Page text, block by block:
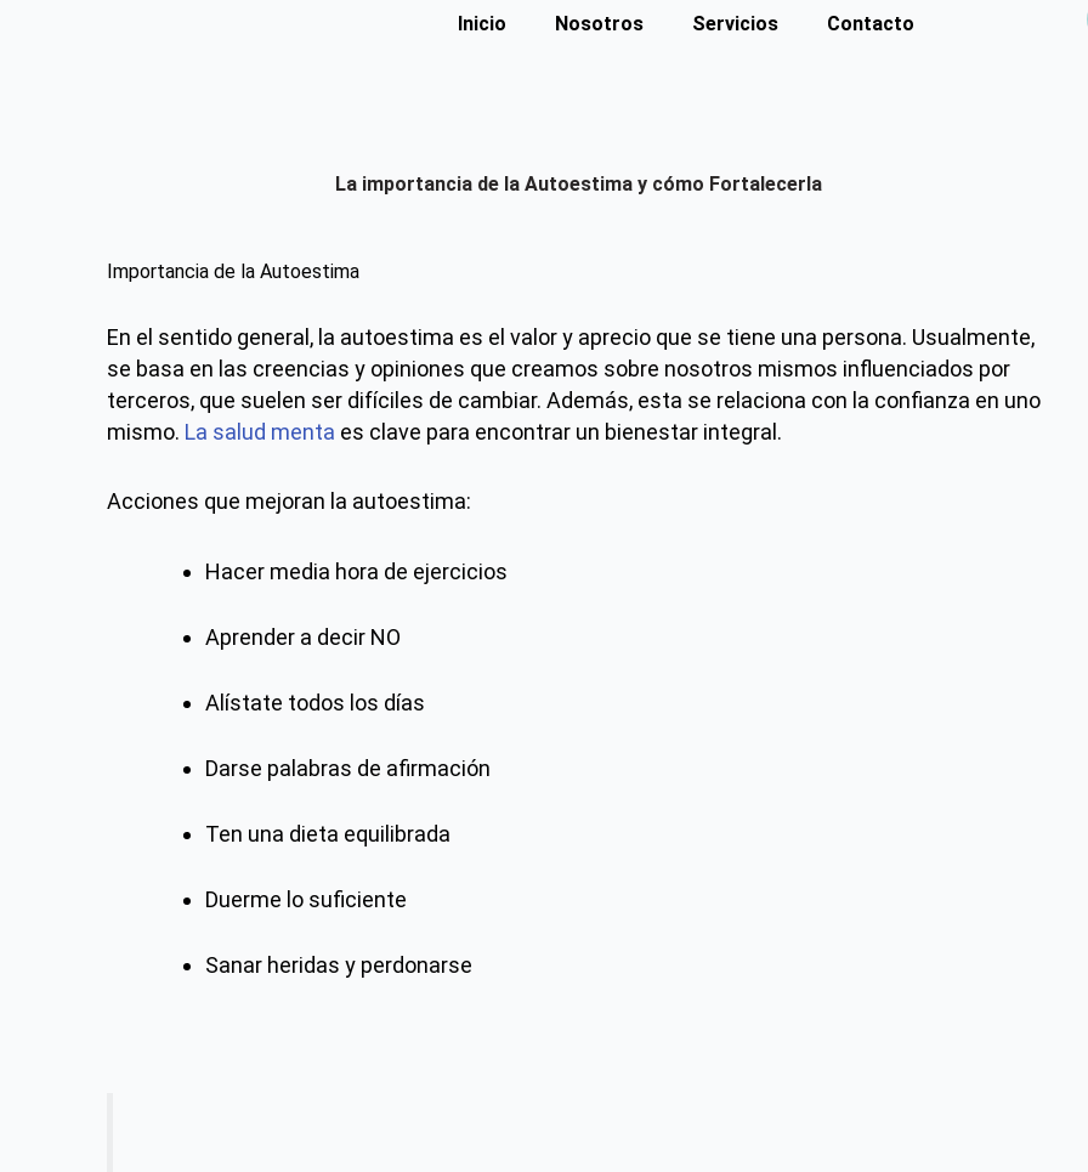
Inicio Nosotros Servicios Contacto
La importancia de la Autoestima y cómo Fortalecerla
Importancia de la Autoestima
En el sentido general, la autoestima es el valor y aprecio que se tiene una persona. Usualmente,
se basa en las creencias y opiniones que creamos sobre nosotros mismos influenciados por
terceros, que suelen ser difíciles de cambiar. Además, esta se relaciona con la confianza en uno
mismo. La salud menta es clave para encontrar un bienestar integral.
Acciones que mejoran la autoestima:
Hacer media hora de ejercicios
Aprender a decir NO
Alístate todos los días
Darse palabras de afirmación
Ten una dieta equilibrada
Duerme lo suficiente
Sanar heridas y perdonarse